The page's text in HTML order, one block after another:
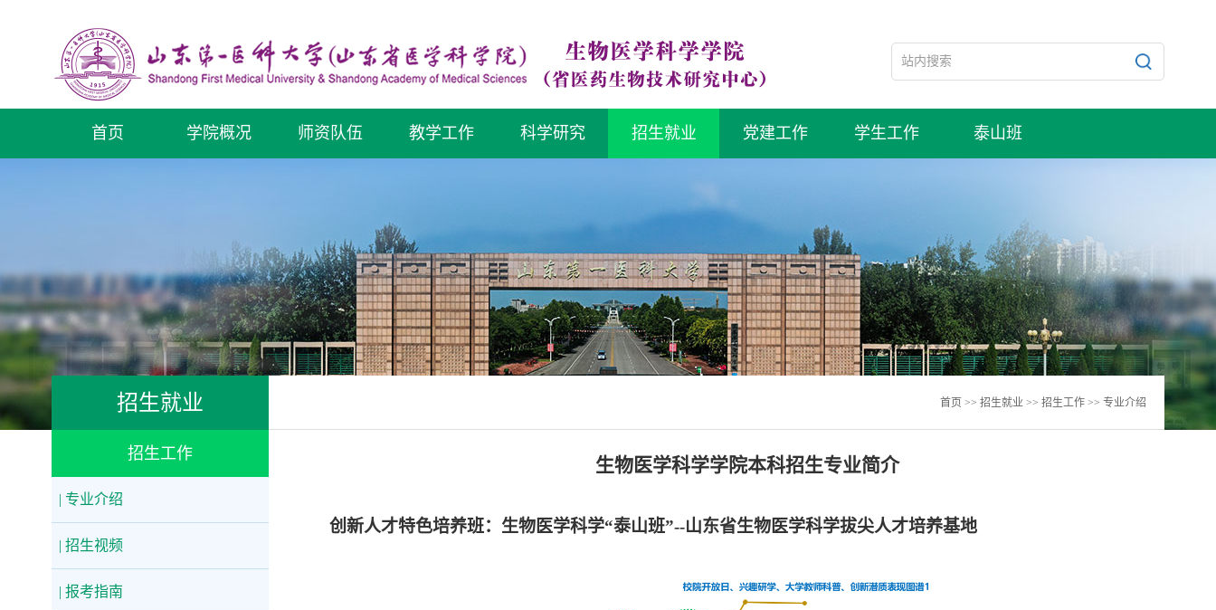
首页 学院概况 师资队伍 教学工作 科学研究 招生就业 党建工作 学生工作 泰山班
首页 >> 招生就业 >> 招生工作 >> 专业介绍
招生就业
招生工作
| 专业介绍
| 招生视频
| 报考指南
生物医学科学学院本科招生专业简介
创新人才特色培养班：生物医学科学“泰山班”--山东省生物医学科学拔尖人才培养基地